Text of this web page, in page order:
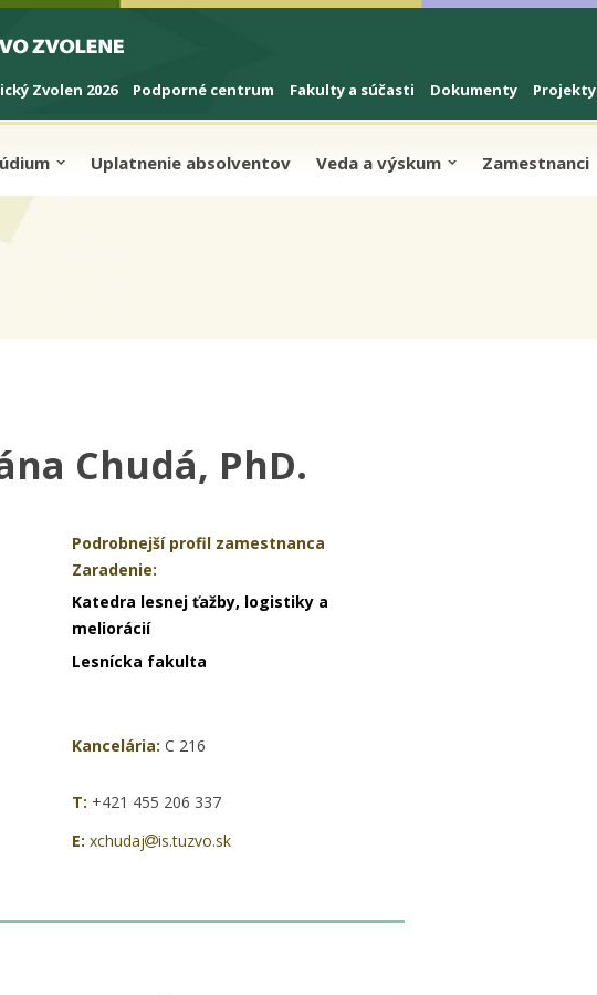
Zvolen 2026 Podporné centrum Fakulty a súčasti Dokumenty Projekty
Uplatnenie absolventov Veda a výskum Zamestnanci
Chudá, PhD.
Podrobnejší profil zamestnanca
Zaradenie:
Katedra lesnej ťažby, logistiky a
meliorácií
Lesnícka fakulta
Kancelária: C 216
T: +421 455 206 337
E: xchudaj is.tuzvo.sk